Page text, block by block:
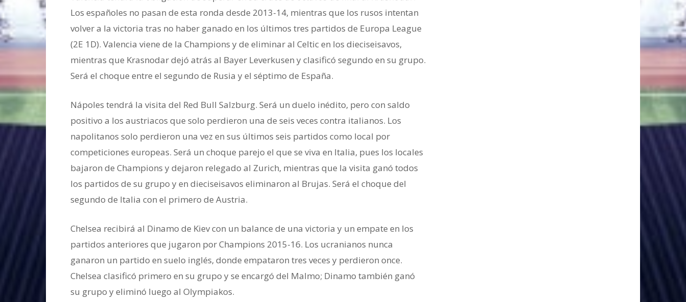
Los españoles no pasan de esta ronda desde 2013-14, mientras que los rusos intentan
volver a la victoria tras no haber ganado en los últimos tres partidos de Europa League
(2E 1D). Valencia viene de la Champions y de eliminar al Celtic en los dieciseisavos,
mientras que Krasnodar dejó atrás al Bayer Leverkusen y clasificó segundo en su grupo.
Será el choque entre el segundo de Rusia y el séptimo de España.
Nápoles tendrá la visita del Red Bull Salzburg. Será un duelo inédito, pero con saldo
positivo a los austriacos que solo perdieron una de seis veces contra italianos. Los
napolitanos solo perdieron una vez en sus últimos seis partidos como local por
competiciones europeas. Será un choque parejo el que se viva en Italia, pues los locales
bajaron de Champions y dejaron relegado al Zurich, mientras que la visita ganó todos
los partidos de su grupo y en dieciseisavos eliminaron al Brujas. Será el choque del
segundo de Italia con el primero de Austria.
Chelsea recibirá al Dinamo de Kiev con un balance de una victoria y un empate en los
partidos anteriores que jugaron por Champions 2015-16. Los ucranianos nunca
ganaron un partido en suelo inglés, donde empataron tres veces y perdieron once.
Chelsea clasificó primero en su grupo y se encargó del Malmo; Dinamo también ganó
su grupo y eliminó luego al Olympiakos.